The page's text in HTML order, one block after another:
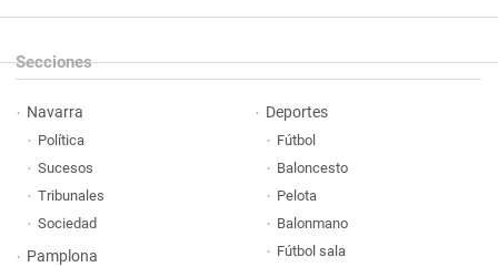
Secciones
Navarra
Política
Sucesos
Tribunales
Sociedad
Pamplona
Deportes
Fútbol
Baloncesto
Pelota
Balonmano
Fútbol sala